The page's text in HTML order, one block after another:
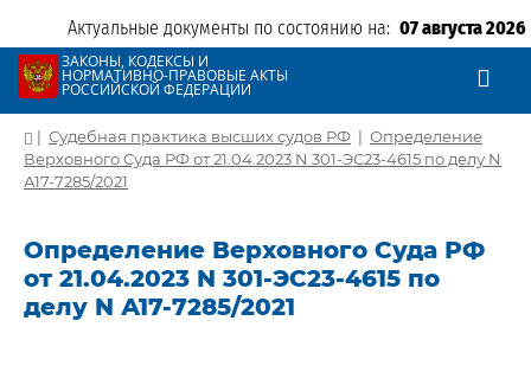
Актуальные документы по состоянию на: 07 августа 2026
ЗАКОНЫ, КОДЕКСЫ И
НОРМАТИВНО-ПРАВОВЫЕ АКТЫ
РОССИЙСКОЙ ФЕДЕРАЦИИ
| Судебная практика высших судов РФ | Определение
Верховного Суда РФ от 21.04.2023 N 301-ЭС23-4615 по делу N
А17-7285/2021
Определение Верховного Суда РФ
от 21.04.2023 N 301-ЭС23-4615 по
делу N А17-7285/2021